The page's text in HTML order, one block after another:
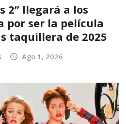
2” llegará a los
por ser la película
taquillera de 2025
Ago 1, 2026